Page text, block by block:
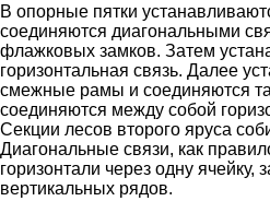
В опорные пятки
соединяются диагональными
флажковых замков. Затем
горизонтальная связь. Далее
смежные рамы и соединяются
соединяются между собой
Секции лесов второго яруса
Диагональные связи, как
горизонтали через одну ячейку,
вертикальных рядов.